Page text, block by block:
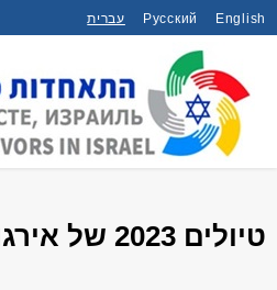
English
Русский עברית
דף הבית / אלבומי תמונות / טיולים 2023 של
טיולים 2023 של אירגון